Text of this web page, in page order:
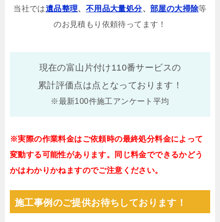
当社では遺品整理、 不用品大量処分、部屋の大掃除等
のお見積もり依頼待ってます！
現在の富山片付け110番サービスの
累計評価点は点となっております！
※最新100件施工アンケート平均
※実際の作業料金はご依頼時の最終処分料金によって
変動する可能性があります。同じ料金でできるかどう
かはわかりかねますのでご注意ください。
施工事例のご提供お待ちしております！